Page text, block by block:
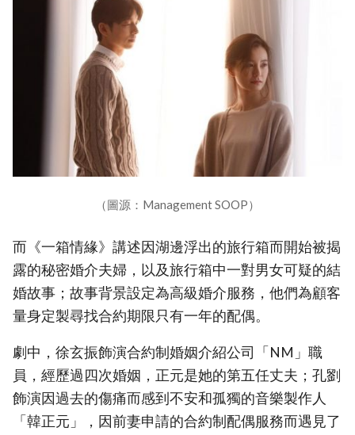
（圖源：Management SOOP）
而《一箱情緣》講述因湖邊浮出的旅行箱而開始被揭
露的秘密婚介夫婦，以及旅行箱中一對男女可疑的結
婚故事；故事背景設定為高級婚介服務，他們為顧客
量身定製尋找合約期限只有一年的配偶。
劇中，徐玄振飾演合約制婚姻介紹公司「NM」職
員，經歷過四次婚姻，正元是她的第五任丈夫；孔劉
飾演因過去的傷痛而感到不安和孤獨的音樂製作人
「韓正元」，因前妻申請的合約制配偶服務而遇見了